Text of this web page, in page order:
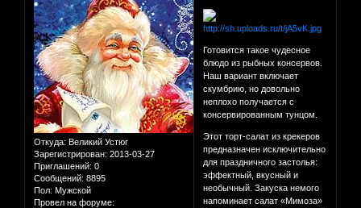
Откуда: Великий Устюг
Зарегистрирован: 2013-03-27
Приглашений: 0
Сообщений: 8895
Пол: Мужской
Провел на форуме:
Готовится такое чудесное
блюдо из рыбных консервов.
Наш вариант включает
скумбрию, но довольно
неплохо получается с
консервированным тунцом.
Этот торт-салат из крекеров
предназначен исключительно
для праздничного застолья:
эффектный, вкусный и
необычный. Закуска немого
напоминает салат «Мимоза»